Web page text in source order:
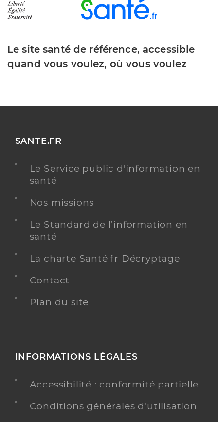
Le site santé de référence, accessible
quand vous voulez, où vous voulez
SANTE.FR
Le Service public d'information en
santé
Nos missions
Le Standard de l’information en
santé
La charte Santé.fr Décryptage
Contact
Plan du site
INFORMATIONS LÉGALES
Accessibilité : conformité partielle
Conditions générales d'utilisation